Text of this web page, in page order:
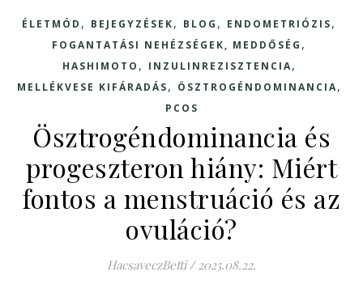
ÉLETMÓD , BEJEGYZÉSEK, BLOG , ENDOMETRIÓZIS,
FOGANTATÁSI NEHÉZSÉGEK, MEDDŐSÉG ,
HASHIMOTO , INZULINREZISZTENCIA,
MELLÉKVESE KIFÁRADÁS, ÖSZTROGÉNDOMINANCIA,
PCOS
Ösztrogéndominancia és
progeszteron hiány: Miért
fontos a menstruáció és az
ovuláció?
HacsaveczBetti / 2025.08.22.